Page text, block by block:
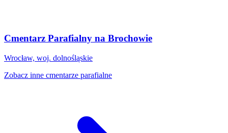
Cmentarz Parafialny na Brochowie
Wrocław, woj. dolnośląskie
Zobacz inne cmentarze parafialne